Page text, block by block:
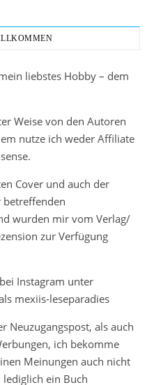
liebstes Hobby – dem
Weise von den Autoren
nutze ich weder Affiliate
Cover und auch der
betreffenden
wurden mir vom Verlag/
zur Verfügung
Instagram unter
mexiis-leseparadies
Neuzugangspost, als auch
ich bekomme
Meinungen auch nicht
ein Buch